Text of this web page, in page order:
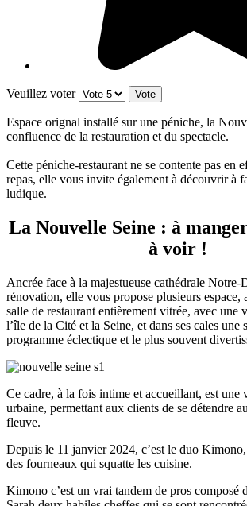
Veuillez voter
Espace orignal installé sur une péniche, la
confluence de la restauration et du spectacle.
Cette péniche-restaurant ne se contente pas en
repas, elle vous invite également à découvrir à
ludique.
La Nouvelle Seine : à
à voir !
Ancrée face à la majestueuse cathédrale Notre-
rénovation, elle vous propose plusieurs espace,
salle de restaurant entièrement vitrée, avec une
l’île de la Cité et la Seine, et dans ses cales une
programme éclectique et le plus souvent
Ce cadre, à la fois intime et accueillant, est une
urbaine, permettant aux clients de se détendre
fleuve.
Depuis le 11 janvier 2024, c’est le duo
des fourneaux qui squatte les cuisine.
Kimono c’est un vrai tandem de pros composé